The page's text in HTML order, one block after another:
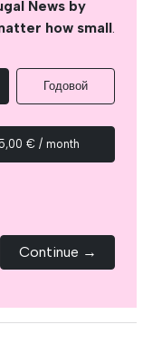
News by
how small.
Годовой
€ / month
Continue →